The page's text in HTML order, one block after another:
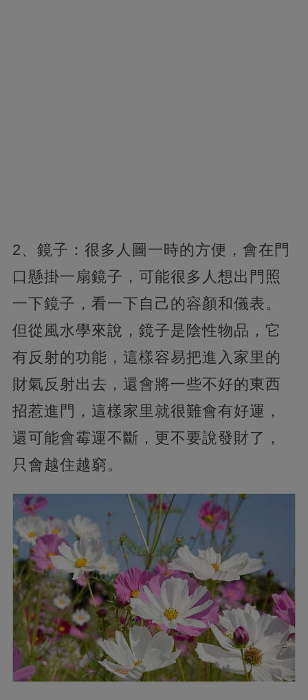
2、鏡子：很多人圖一時的方便，會在門
口懸掛一扇鏡子，可能很多人想出門照
一下鏡子，看一下自己的容顏和儀表。
但從風水學來說，鏡子是陰性物品，它
有反射的功能，這樣容易把進入家里的
財氣反射出去，還會將一些不好的東西
招惹進門，這樣家里就很難會有好運，
還可能會霉運不斷，更不要說發財了，
只會越住越窮。